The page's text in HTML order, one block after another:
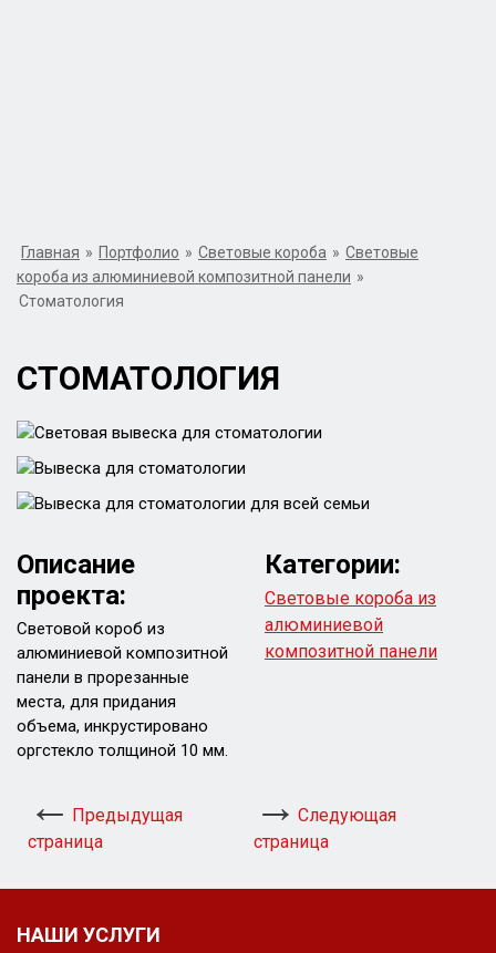
Главная » Портфолио » Световые короба » Световые
короба из алюминиевой композитной панели »
Стоматология
СТОМАТОЛОГИЯ
Описание
проекта:
Световой короб из
алюминиевой композитной
панели в прорезанные
места, для придания
объема, инкрустировано
оргстекло толщиной 10 мм.
Категории:
Световые короба из
алюминиевой
композитной панели
Предыдущая
страница
Следующая
страница
НАШИ УСЛУГИ